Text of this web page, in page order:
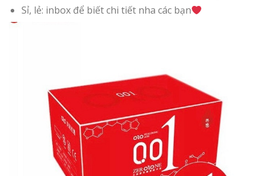
Sỉ, lẻ: inbox để biết chi tiết nha các bạn